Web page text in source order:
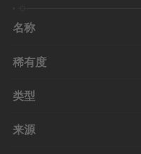
名称
稀有度
类型
来源